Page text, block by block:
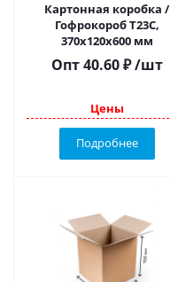
Картонная коробка /
Гофрокороб Т23С,
370х120х600 мм
Опт40.60 ₽ /шт
Цены
Подробнее